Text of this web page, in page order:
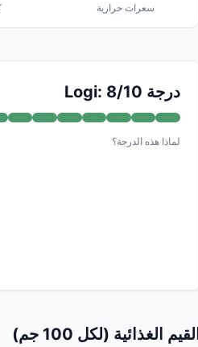
سعرات حرارية
درجة Logi: 8/10
لماذا هذه الدرجة؟
القيم الغذائية (لكل 100 جم)